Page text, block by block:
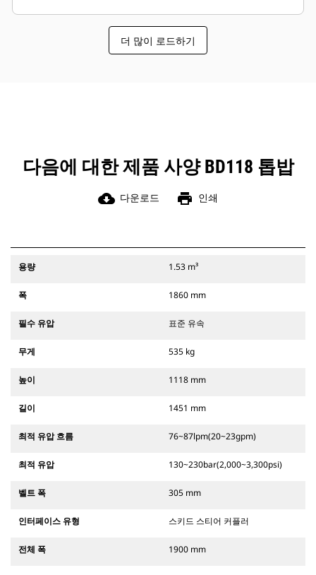
더 많이 로드하기
다음에 대한 제품 사양 BD118 톱밥
cloud_download 다운로드 print 인쇄
용량 1.53 m³
폭 1860 mm
필수 유압 표준 유속
무게 535 kg
높이 1118 mm
길이 1451 mm
최적 유압 흐름 76~87lpm(20~23gpm)
최적 유압 130~230bar(2,000~3,300psi)
벨트 폭 305 mm
인터페이스 유형 스키드 스티어 커플러
전체 폭 1900 mm